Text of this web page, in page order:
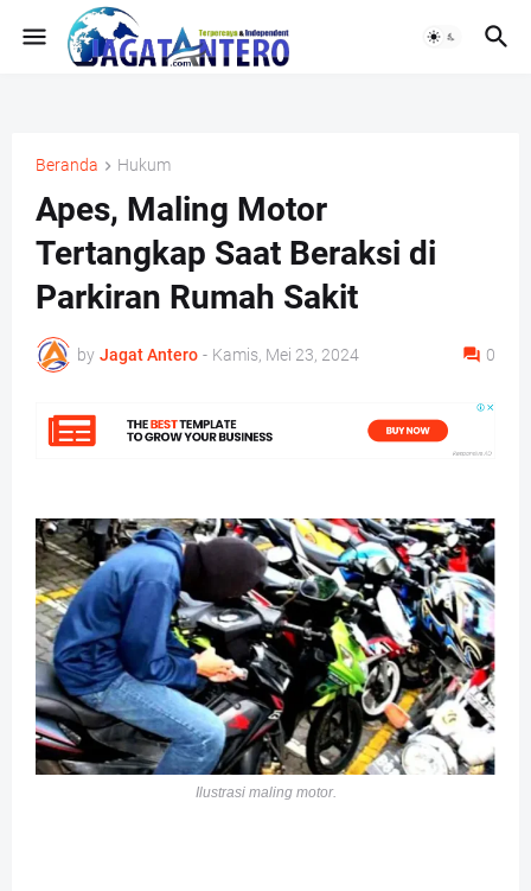
Beranda Hukum
Apes, Maling Motor
Tertangkap Saat Beraksi di
Parkiran Rumah Sakit
by Jagat Antero - Kamis, Mei 23, 2024 0
Ilustrasi maling motor.